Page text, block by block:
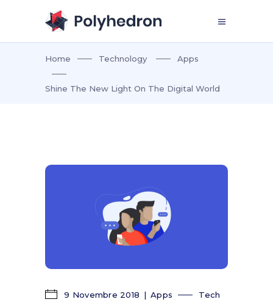
Home Technology Apps
Shine The New Light On The Digital World
9 Novembre 2018 Apps Tech